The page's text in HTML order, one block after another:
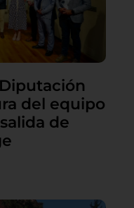
del equipo
de